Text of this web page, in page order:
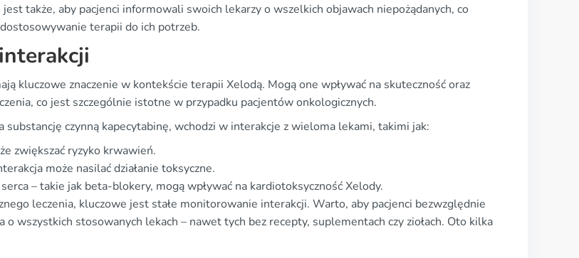
także, aby pacjenci informowali swoich lekarzy o wszelkich objawach niepożądanych, co
terapii do ich potrzeb.
kluczowe znaczenie w kontekście terapii Xelodą. Mogą one wpływać na skuteczność oraz
co jest szczególnie istotne w przypadku pacjentów onkologicznych.
substancję czynną kapecytabinę, wchodzi w interakcje z wieloma lekami, takimi jak:
zwiększać ryzyko krwawień.
może nasilać działanie toksyczne.
– takie jak beta-blokery, mogą wpływać na kardiotoksyczność Xelody.
leczenia, kluczowe jest stałe monitorowanie interakcji. Warto, aby pacjenci bezwzględnie
o wszystkich stosowanych lekach – nawet tych bez recepty, suplementach czy ziołach. Oto kilka